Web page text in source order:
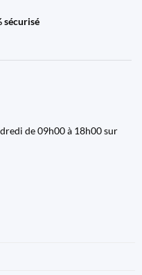
sécurisé
de 09h00 à 18h00 sur